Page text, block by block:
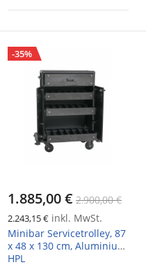
-35%
1.885,00 € 2.900,00 €
2.243,15 € inkl. MwSt.
Minibar Servicetrolley, 87
x 48 x 130 cm, Aluminium,
HPL